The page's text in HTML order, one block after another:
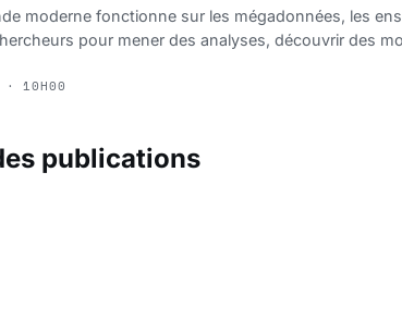
moderne fonctionne sur les mégadonnées, les
pour mener des analyses, découvrir des
· 10H00
publications